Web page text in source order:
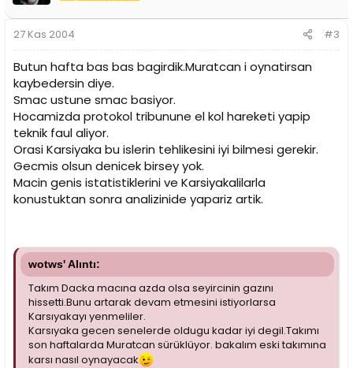
27 Kas 2004 #3
Butun hafta bas bas bagirdik.Muratcan i oynatirsan
kaybedersin diye.
Smac ustune smac basiyor.
Hocamizda protokol tribunune el kol hareketi yapip
teknik faul aliyor.
Orasi Karsiyaka bu islerin tehlikesini iyi bilmesi gerekir.
Gecmis olsun denicek birsey yok.
Macin genis istatistiklerini ve Karsiyakalilarla
konustuktan sonra analizinide yapariz artik.
wotws' Alıntı:
Takım Dacka macına azda olsa seyircinin gazını
hissetti.Bunu artarak devam etmesini istiyorlarsa
Karsıyakayı yenmeliler.
Karsıyaka gecen senelerde oldugu kadar iyi degil.Takımı
son haftalarda Muratcan sürüklüyor. bakalım eski takımına
karsı nasıl oynayacak